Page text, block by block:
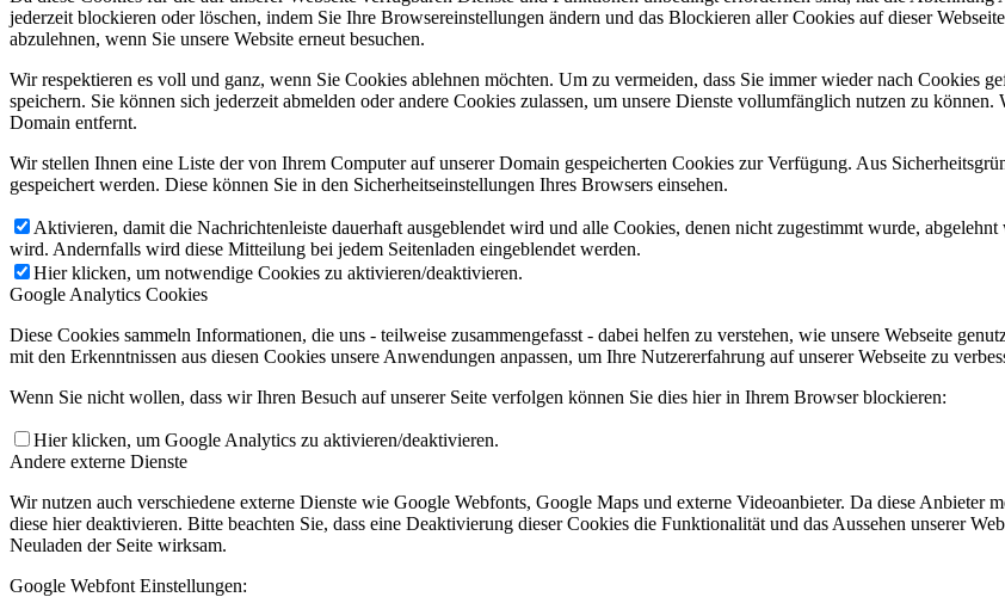
jederzeit blockieren oder löschen, indem Sie Ihre Browsereinstellungen ändern und das Blockieren aller Cookies auf dieser
abzulehnen, wenn Sie unsere Website erneut besuchen.
Wir respektieren es voll und ganz, wenn Sie Cookies ablehnen möchten. Um zu vermeiden, dass Sie immer wieder nach Cookies
speichern. Sie können sich jederzeit abmelden oder andere Cookies zulassen, um unsere Dienste vollumfänglich nutzen zu
Domain entfernt.
Wir stellen Ihnen eine Liste der von Ihrem Computer auf unserer Domain gespeicherten Cookies zur Verfügung. Aus
gespeichert werden. Diese können Sie in den Sicherheitseinstellungen Ihres Browsers einsehen.
Aktivieren, damit die Nachrichtenleiste dauerhaft ausgeblendet wird und alle Cookies, denen nicht zugestimmt wurde,
wird. Andernfalls wird diese Mitteilung bei jedem Seitenladen eingeblendet werden.
Hier klicken, um notwendige Cookies zu aktivieren/deaktivieren.
Google Analytics Cookies
Diese Cookies sammeln Informationen, die uns - teilweise zusammengefasst - dabei helfen zu verstehen, wie unsere Webseite
mit den Erkenntnissen aus diesen Cookies unsere Anwendungen anpassen, um Ihre Nutzererfahrung auf unserer Webseite zu
Wenn Sie nicht wollen, dass wir Ihren Besuch auf unserer Seite verfolgen können Sie dies hier in Ihrem Browser blockieren:
Hier klicken, um Google Analytics zu aktivieren/deaktivieren.
Andere externe Dienste
Wir nutzen auch verschiedene externe Dienste wie Google Webfonts, Google Maps und externe Videoanbieter. Da diese Anbieter
diese hier deaktivieren. Bitte beachten Sie, dass eine Deaktivierung dieser Cookies die Funktionalität und das Aussehen unserer
Neuladen der Seite wirksam.
Google Webfont Einstellungen: